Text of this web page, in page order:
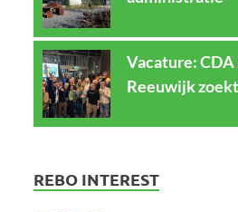
Vacature:
Reeuwijk
REBO INTEREST